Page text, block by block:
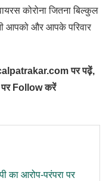
कोरोना जितना बिल्कुल
आपको और आपके परिवार
पर पढ़ें,
पर Follow करें
का आरोप-परंपरा पर